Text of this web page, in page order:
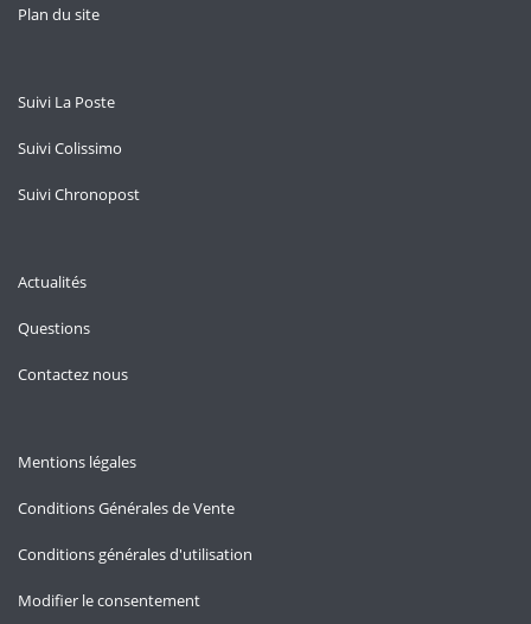
Plan du site
Suivi La Poste
Suivi Colissimo
Suivi Chronopost
Actualités
Questions
Contactez nous
Mentions légales
Conditions Générales de Vente
Conditions générales d'utilisation
Modifier le consentement